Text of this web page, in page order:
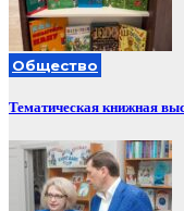
Общество
Тематическая книжная